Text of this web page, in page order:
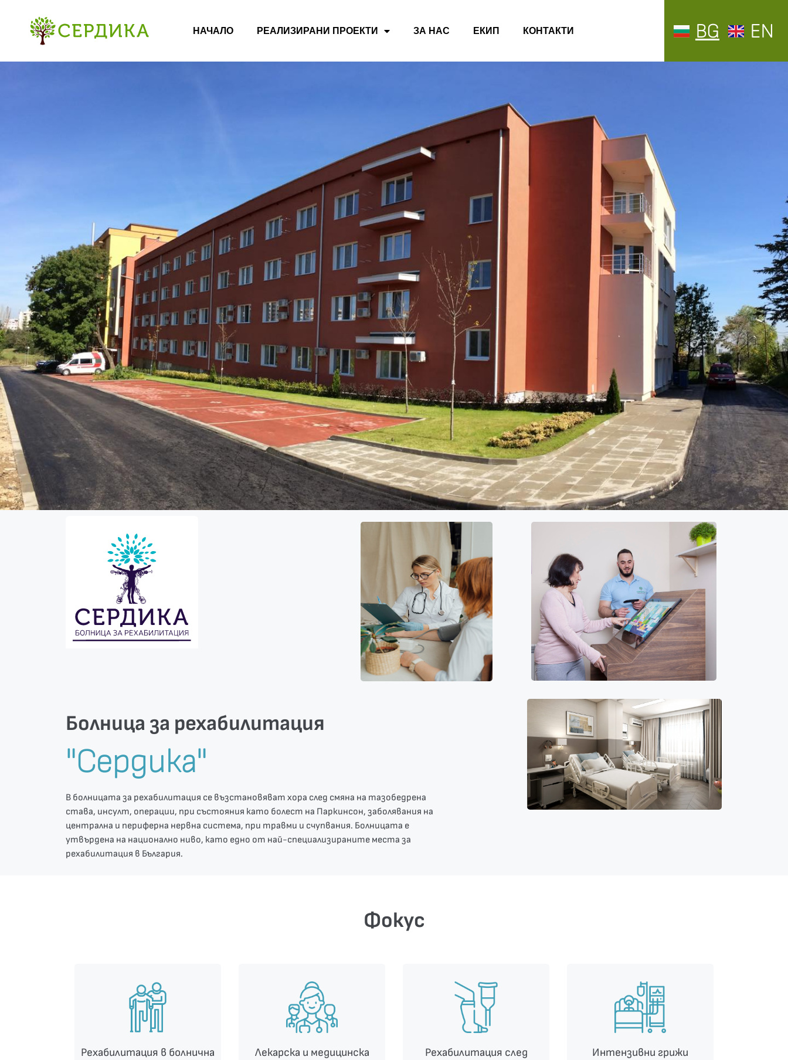
НАЧАЛО РЕАЛИЗИРАНИ ПРОЕКТИ ЗА НАС ЕКИП КОНТАКТИ BG EN
Болница за рехабилитация
"Сердика"
В болницата за рехабилитация се възстановяват хора след смяна на тазобедрена
става, инсулт, операции, при състояния като болест на Паркинсон, заболявания на
централна и периферна нервна система, при травми и счупвания. Болницата е
утвърдена на национално ниво, като едно от най-специализираните места за
рехабилитация в България.
Фокус
Рехабилитация в болнична
Лекарска и медицинска
Рехабилитация след
Интензивни грижи